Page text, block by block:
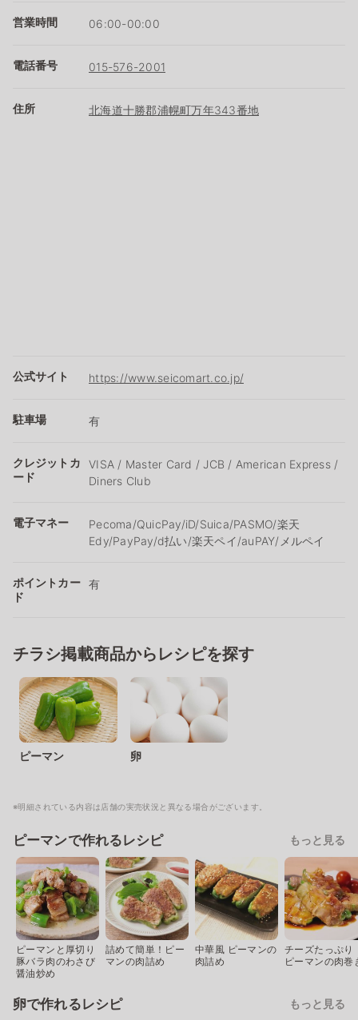
営業時間 06:00-00:00
電話番号 015-576-2001
住所 北海道十勝郡浦幌町万年343番地
公式サイト https://www.seicomart.co.jp/
駐車場 有
クレジットカ
ード
VISA / Master Card / JCB / American Express /
Diners Club
電子マネー
Pecoma/QuicPay/iD/Suica/PASMO/楽天
Edy/PayPay/d払い/楽天ペイ/auPAY/メルペイ
ポイントカー
ド
有
チラシ掲載商品からレシピを探す
ピーマン 卵
※明細されている内容は店舗の実売状況と異なる場合がございます。
ピーマンで作れるレシピ もっと見る
ピーマンと厚切り
豚バラ肉のわさび
醤油炒め
詰めて簡単！ピー
マンの肉詰め
中華風 ピーマンの
肉詰め
チーズたっぷり
ピーマンの肉巻
卵で作れるレシピ もっと見る